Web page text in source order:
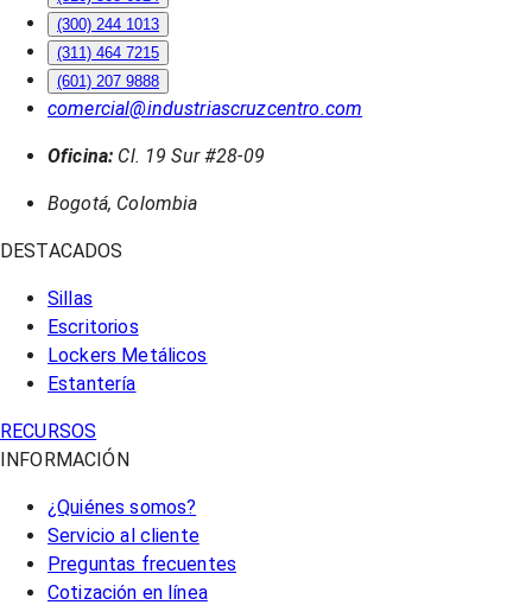
(300) 244 1013
(311) 464 7215
(601) 207 9888
comercial@industriascruzcentro.com
Oficina: Cl. 19 Sur #28-09
Bogotá, Colombia
DESTACADOS
Sillas
Escritorios
Lockers Metálicos
Estantería
RECURSOS
INFORMACIÓN
¿Quiénes somos?
Servicio al cliente
Preguntas frecuentes
Cotización en línea